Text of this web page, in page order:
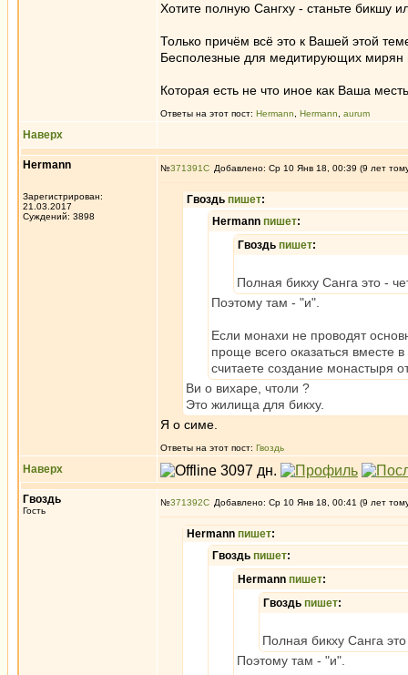
Хотите полную Сангху - станьте бикшу
Только причём всё это к Вашей этой
Бесполезные для медитирующих
Которая есть не что иное как Ваша
Ответы на этот пост: Hermann Hermann aurum
Наверх
Hermann
Зарегистрирован:
21.03.2017
Суждений: 3898
№371391 Добавлено: Ср 10 Янв 18, 00:39 (9 лет
Гвоздь пишет:
Hermann пишет:
Гвоздь пишет:
Полная бикху Санга это -
Поэтому там - "и".
Если монахи не проводят
проще всего оказаться вместе
считаете создание монастыря
Ви о вихаре, чтоли ?
Это жилища для бикху.
Я о симе.
Ответы на этот пост: Гвоздь
Наверх
Гвоздь
Гость
№371392 Добавлено: Ср 10 Янв 18, 00:41 (9 лет
Hermann пишет:
Гвоздь пишет:
Hermann пишет:
Гвоздь пишет:
Полная бикху Санга
Поэтому там - "и".